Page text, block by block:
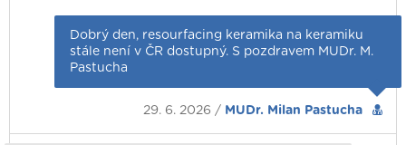
Dobrý den, resourfacing keramika na keramiku
stále není v ČR dostupný. S pozdravem MUDr. M.
Pastucha
29. 6. 2026 / MUDr. Milan Pastucha